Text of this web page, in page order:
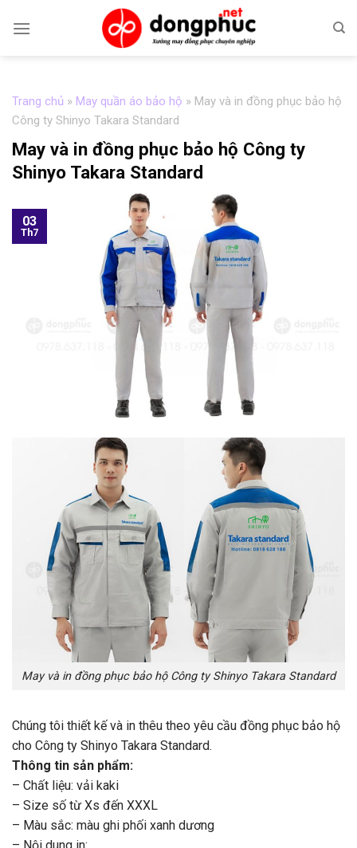
Trang chủ » May quần áo bảo hộ » May và in đồng phục bảo hộ
Công ty Shinyo Takara Standard
May và in đồng phục bảo hộ Công ty
Shinyo Takara Standard
03
Th7
May và in đồng phục bảo hộ Công ty Shinyo Takara Standard
Chúng tôi thiết kế và in thêu theo yêu cầu đồng phục bảo hộ
cho Công ty Shinyo Takara Standard.
Thông tin sản phẩm:
– Chất liệu: vải kaki
– Size số từ Xs đến XXXL
– Màu sắc: màu ghi phối xanh dương
– Nội dung in: